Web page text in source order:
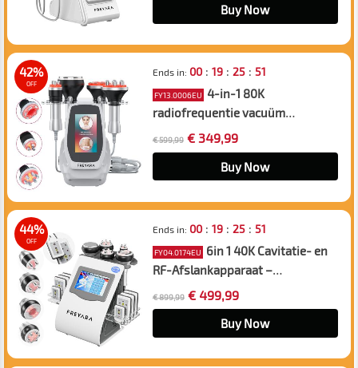
voor Gezicht, Armen, Taille, Buik
en Benen
Buy Now
42%
OFF
Ends in: 00: 19: 25: 50
FY13.0006EU
4-in-1 80K
radiofrequentie vacuüm
ultrasone cavitatiemachine,
lichaamsafslankend
sculptingapparaat voor gezicht,
arm, taille, buik en benen
€ 599,99 € 349,99
Buy Now
44%
OFF
Ends in: 00: 19: 25: 50
FY04.0174EU
6in 1 40K Cavitatie- en
RF-Afslankapparaat –
Lichaamsmassageapparaat met
Multifunctionele Koppen en EMS-
Pads voor Salon, Spa en
Thuisgebruik, met Netvoeding
€ 899,99 € 499,99
Buy Now